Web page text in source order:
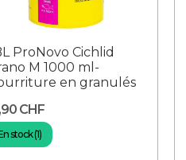
ProNovo Cichlid
M 1000 ml-
en granulés
CHF
stock (1)